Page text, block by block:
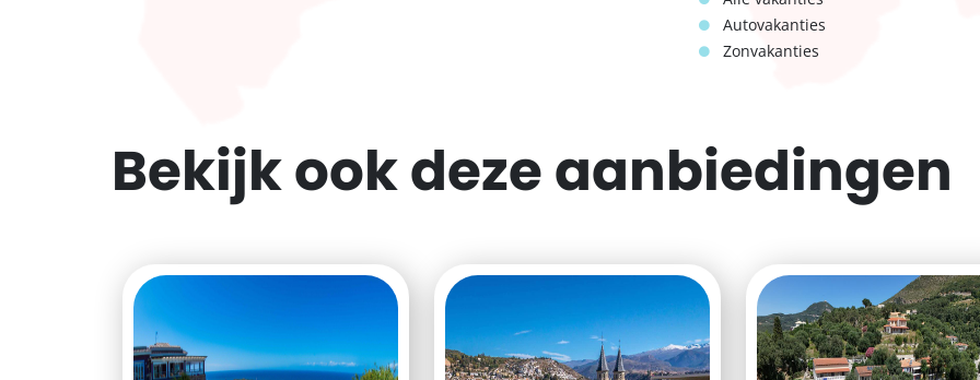
Autovakanties
Zonvakanties
Bekijk ook dezeaanbiedingen